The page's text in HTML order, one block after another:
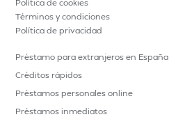
Política de cookies
Términos y condiciones
Política de privacidad
Préstamo para extranjeros en España
Créditos rápidos
Préstamos personales online
Préstamos inmediatos